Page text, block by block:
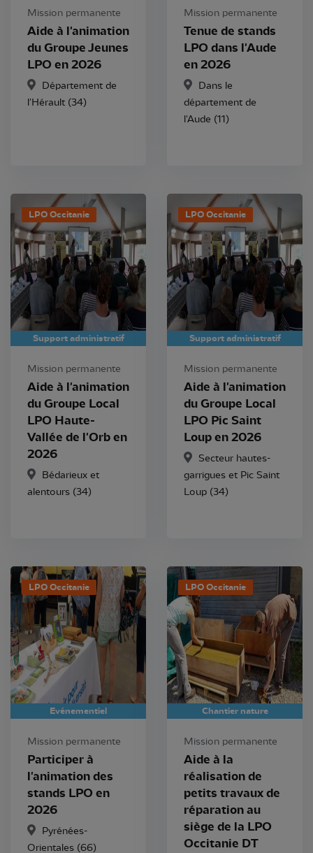
Mission permanente
Aide à l'animation
du Groupe Jeunes
LPO en 2026
Département de
l'Hérault (34)
Mission permanente
Tenue de stands
LPO dans l'Aude
en 2026
Dans le
département de
l'Aude (11)
LPO Occitanie
Support administratif
Mission permanente
Aide à l'animation
du Groupe Local
LPO Haute-
Vallée de l'Orb en
2026
Bédarieux et
alentours (34)
LPO Occitanie
Support administratif
Mission permanente
Aide à l'animation
du Groupe Local
LPO Pic Saint
Loup en 2026
Secteur hautes-
garrigues et Pic Saint
Loup (34)
LPO Occitanie
Evénementiel
Mission permanente
Participer à
l'animation des
stands LPO en
2026
Pyrénées-
Orientales (66)
LPO Occitanie
Chantier nature
Mission permanente
Aide à la
réalisation de
petits travaux de
réparation au
siège de la LPO
Occitanie DT